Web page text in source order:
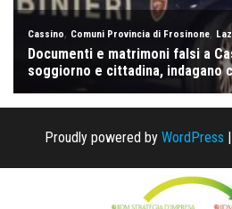
Proudly powered by WordPress |